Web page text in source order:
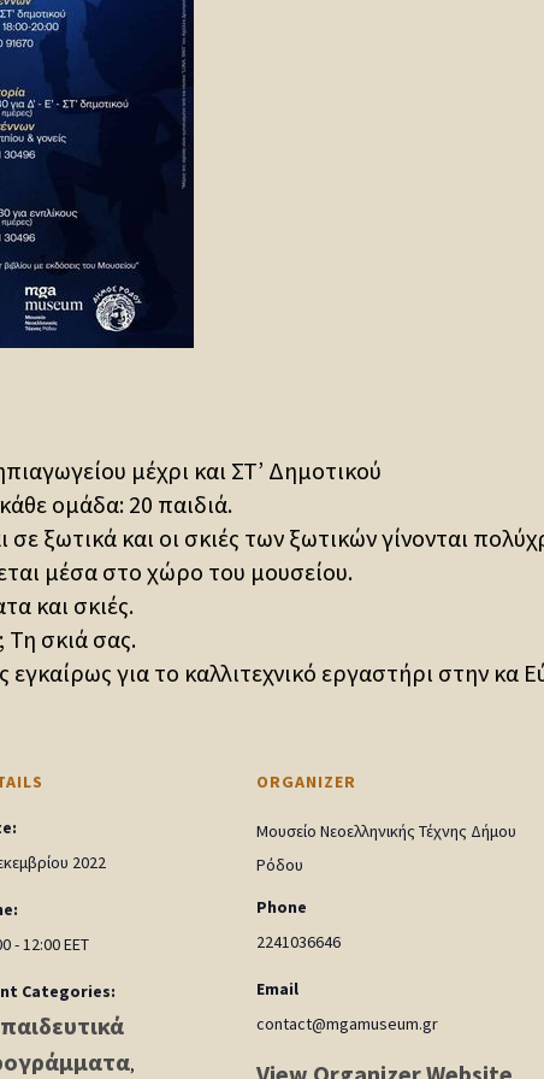
μέχρι και ΣΤ’ Δημοτικού
ομάδα: 20 παιδιά.
ξωτικά και οι σκιές των ξωτικών γίνονται
μέσα στο χώρο του μουσείου.
και σκιές.
Τη σκιά σας.
για το καλλιτεχνικό εργαστήρι στην κα
2022
- 12:00EET
Categories:
,
ORGANIZER
Μουσείο Νεοελληνικής Τέχνης Δήμου
Ρόδου
Phone
2241036646
Email
contact@mgamuseum.gr